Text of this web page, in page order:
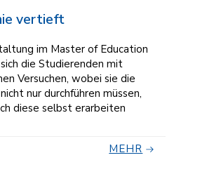
vertieft
im Master of Education
die Studierenden mit
Versuchen, wobei sie die
nur durchführen müssen,
diese selbst erarbeiten
MEHR